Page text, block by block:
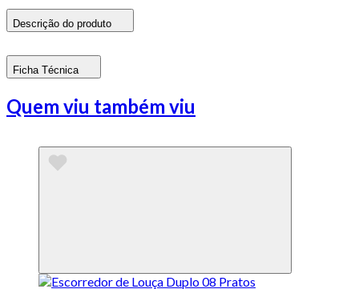
Descrição do produto
Ficha Técnica
Quem viu também viu